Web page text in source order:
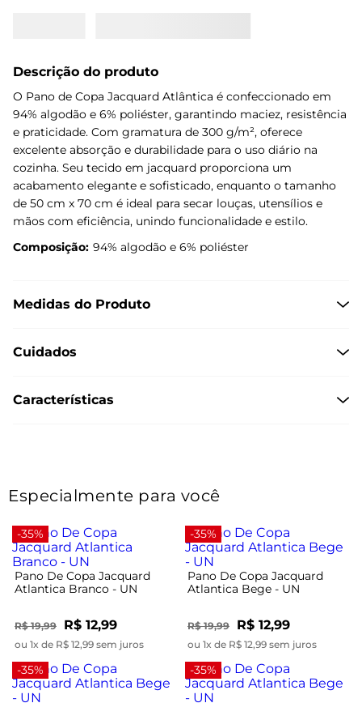
Descrição do produto
O Pano de Copa Jacquard Atlântica é confeccionado em
94% algodão e 6% poliéster, garantindo maciez, resistência
e praticidade. Com gramatura de 300 g/m², oferece
excelente absorção e durabilidade para o uso diário na
cozinha. Seu tecido em jacquard proporciona um
acabamento elegante e sofisticado, enquanto o tamanho
de 50 cm x 70 cm é ideal para secar louças, utensílios e
mãos com eficiência, unindo funcionalidade e estilo.
Composição: 94% algodão e 6% poliéster
Medidas do Produto
Cuidados
Características
Especialmente para você
-35%
Pano De Copa Jacquard
Atlantica Branco - UN
R$ 19,99 R$ 12,99
ou 1x de R$ 12,99 sem juros
-35%
Pano De Copa Jacquard
Atlantica Bege - UN
R$ 19,99 R$ 12,99
ou 1x de R$ 12,99 sem juros
-35% -35%